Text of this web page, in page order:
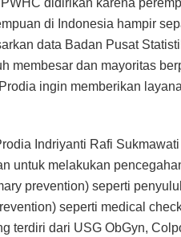
di Indonesia hampir
data Badan Pusat
membesar dan mayoritas
ingin memberikan
Indriyanti Rafi
untuk melakukan
prevention) seperti
seperti medical
terdiri dari USG ObGyn,